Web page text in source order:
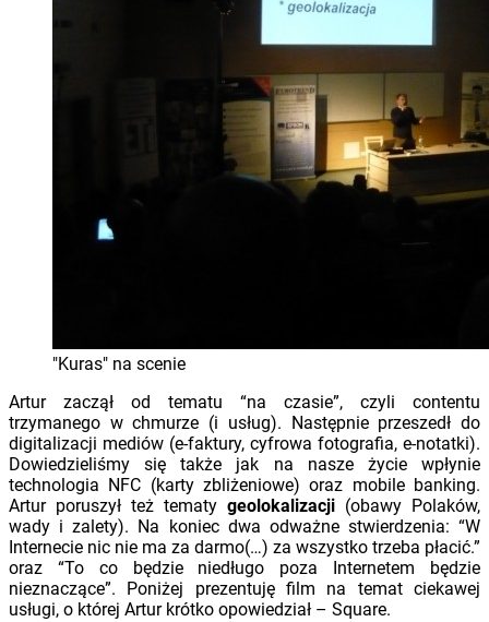
"Kuras" na scenie
Artur zaczął od tematu “na czasie”, czyli contentu
trzymanego w chmurze (i usług). Następnie przeszedł do
digitalizacji mediów (e-faktury, cyfrowa fotografia, e-notatki).
Dowiedzieliśmy się także jak na nasze życie wpłynie
technologia NFC (karty zbliżeniowe) oraz mobile banking.
Artur poruszył też tematy geolokalizacji (obawy Polaków,
wady i zalety). Na koniec dwa odważne stwierdzenia: “W
Internecie nic nie ma za darmo(…) za wszystko trzeba płacić.”
oraz “To co będzie niedługo poza Internetem będzie
nieznaczące”. Poniżej prezentuję film na temat ciekawej
usługi, o której Artur krótko opowiedział – Square.